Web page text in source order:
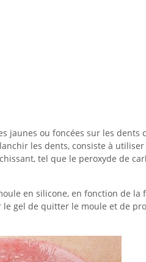
jaunes ou foncées sur les dents
les dents, consiste à
tel que le peroxyde de
en silicone, en fonction de la
le gel de quitter le moule et de